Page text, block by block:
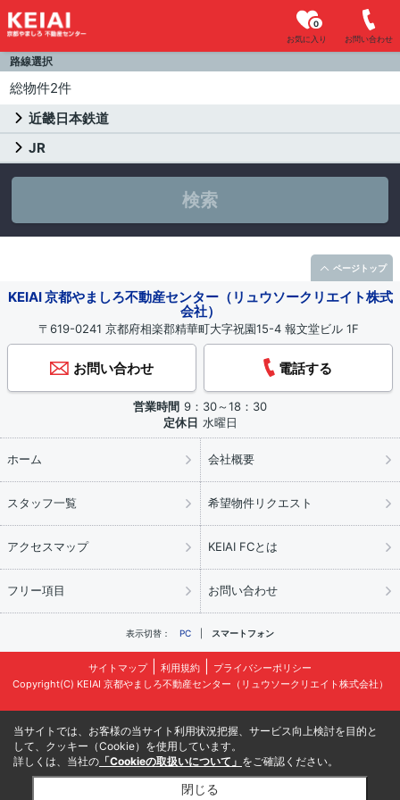
お気に入り
0
お問い合わせ
路線選択
総物件2件
近畿日本鉄道
JR
検索
KEIAI 京都やましろ不動産センター（リュウソークリエイト株式
会社）
〒619-0241 京都府相楽郡精華町大字祝園15-4 報文堂ビル 1F
お問い合わせ 電話する
営業時間 9：30～18：30
定休日 水曜日
ホーム 会社概要
スタッフ一覧 希望物件リクエスト
アクセスマップ KEIAI FCとは
フリー項目 お問い合わせ
表示切替： PC スマートフォン
サイトマップ 利用規約
プライバシーポリシー
Copyright(C) KEIAI 京都やましろ不動産センター（リュウソークリエイト株式会社）
ページトップ
当サイトでは、お客様の当サイト利用状況把握、サービス向上検討を目的と
して、クッキー（Cookie）を使用しています。
詳しくは、当社の 「Cookieの取扱いについて」 をご確認ください。
閉じる